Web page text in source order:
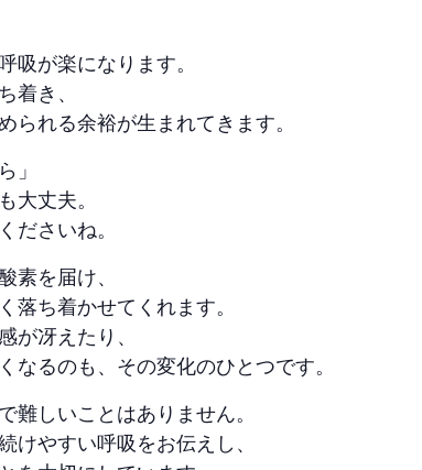
吸が楽になります。
き、
られる余裕が生まれてきます。
」
大丈夫。
ださいね。
素を届け、
落ち着かせてくれます。
が冴えたり、
なるのも、その変化のひとつです。
難しいことはありません。
やすい呼吸をお伝えし、